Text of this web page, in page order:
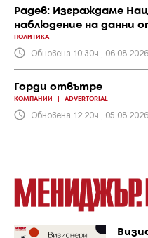
Радев: Изграждаме
наблюдение на данни
ПОЛИТИКА
Обновена 10:30ч., 06.08.2026
Горди отвътре
КОМПАНИИ ADVERTORIAL
Обновена 12:20ч., 05.08.2026